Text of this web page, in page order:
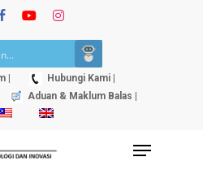
youtubeinstagram
|
Hubungi Kami |
Aduan & Maklum Balas |
Menu